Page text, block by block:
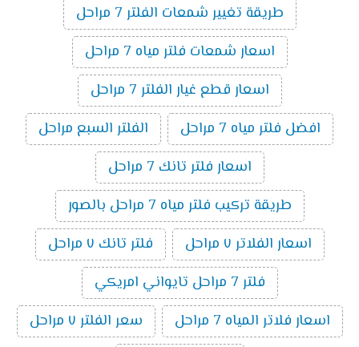
طريقة تغيير شمعات الفلتر 7 مراحل
اسعار شمعات فلتر مياه 7 مراحل
اسعار قطع غيار الفلتر 7 مراحل
افضل فلتر مياه 7 مراحل
الفلتر السبع مراحل
اسعار فلتر تانك 7 مراحل
طريقة تركيب فلتر مياه 7 مراحل بالصور
اسعار الفلاتر ٧ مراحل
فلتر تانك ٧ مراحل
فلتر 7 مراحل تايواني امريكي
اسعار فلاتر المياه 7 مراحل
سعر الفلتر ٧ مراحل